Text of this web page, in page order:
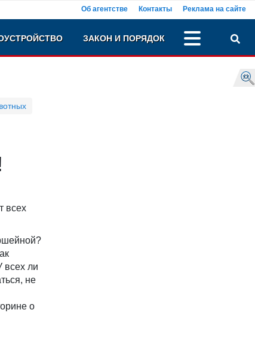
Об агентстве Контакты Реклама на сайте
ЗАКОН И ПОРЯДОК
всех
всех ли
не
о